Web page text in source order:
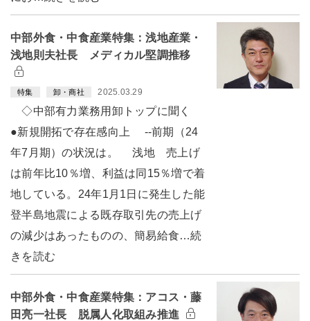
中部外食・中食産業特集：浅地産業・
浅地則夫社長 メディカル堅調推移
特集 卸・商社 2025.03.29
◇中部有力業務用卸トップに聞く
●新規開拓で存在感向上 --前期（24
年7月期）の状況は。 浅地 売上げ
は前年比10％増、利益は同15％増で着
地している。24年1月1日に発生した能
登半島地震による既存取引先の売上げ
の減少はあったものの、簡易給食…続
きを読む
中部外食・中食産業特集：アコス・藤
田亮一社長 脱属人化取組み推進